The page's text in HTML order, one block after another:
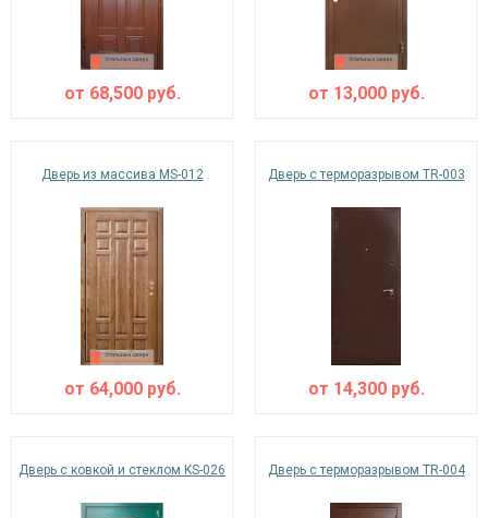
от 68,500руб. от 13,000руб.
Дверь из массива MS-012
от 64,000руб.
Дверь с терморазрывом TR-003
от 14,300руб.
Дверь с ковкой и стеклом KS-026 Дверь с терморазрывом TR-004